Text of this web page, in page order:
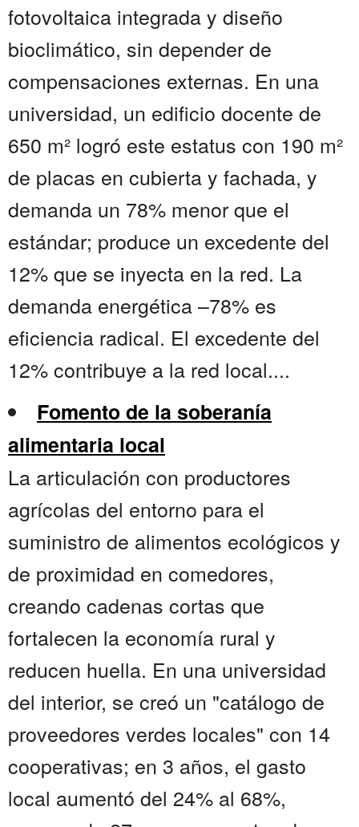
fotovoltaica integrada y diseño
bioclimático, sin depender de
compensaciones externas. En una
universidad, un edificio docente de
650 m² logró este estatus con 190 m²
de placas en cubierta y fachada, y
demanda un 78% menor que el
estándar; produce un excedente del
12% que se inyecta en la red. La
demanda energética –78% es
eficiencia radical. El excedente del
12% contribuye a la red local....
Fomento de la soberanía
alimentaria local
La articulación con productores
agrícolas del entorno para el
suministro de alimentos ecológicos y
de proximidad en comedores,
creando cadenas cortas que
fortalecen la economía rural y
reducen huella. En una universidad
del interior, se creó un "catálogo de
proveedores verdes locales" con 14
cooperativas; en 3 años, el gasto
local aumentó del 24% al 68%,